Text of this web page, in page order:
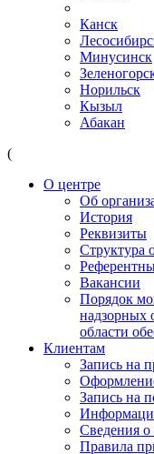
Канск
Минусинск
Норильск
Кызыл
Абакан
(
О центре
Об
История
Реквизиты
Структура
Вакансии
Порядок
надзорных
области
Клиентам
Запись на
Запись на
Сведения о
Правила